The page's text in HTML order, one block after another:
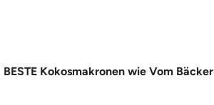
BESTE Kokosmakronen wie Vom Bäcker